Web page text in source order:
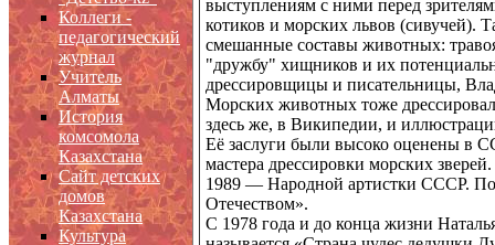
Коллеги -
педагогический
журнал
Учитель
Алматы
История
комсомола
Казахстана
Сайт детских
домов
Казахстана
Культура
выступлениям с ними перед
котиков и морских львов (сивучей).
смешанные составы животных:
"дружбу" хищников и их
дрессировщицы и писательницы,
Морских животных тоже
здесь же, в Википедии, и
Её заслуги были высоко оценены в
мастера дрессировки морских
1989 — Народной артистки СССР.
Отечеством».
С 1978 года и до конца жизни